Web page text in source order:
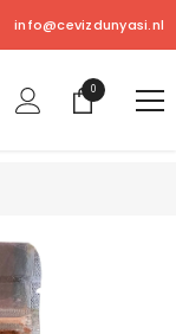
info@cevizdunyasi.nl
00
product